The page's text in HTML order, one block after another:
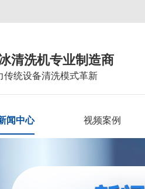
清洗机专业制造商
传统设备清洗模式革新
闻中心 视频案例